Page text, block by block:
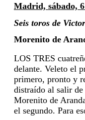
Madrid, sábado,
Seis toros de
Morenito de
LOS TRES
delante. Veleto el
primero, pronto y
distraído al salir de
Morenito de
el segundo. Para